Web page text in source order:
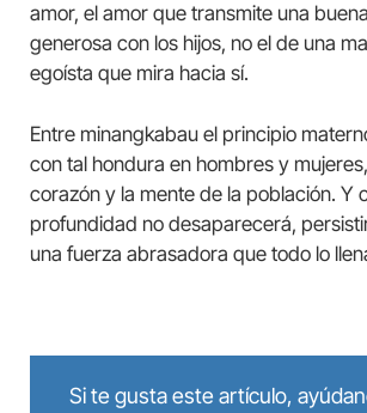
amor, el amor que transmite una
generosa con los hijos, no el de una
egoísta que mira hacia sí.
Entre minangkabau el principio
con tal hondura en hombres y
corazón y la mente de la población. Y
profundidad no desaparecerá,
una fuerza abrasadora que todo lo
Si te gusta este artículo,